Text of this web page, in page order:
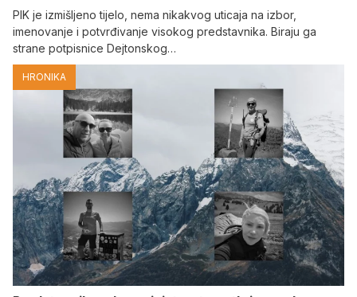
PIK je izmišljeno tijelo, nema nikakvog uticaja na izbor,
imenovanje i potvrđivanje visokog predstavnika. Biraju ga
strane potpisnice Dejtonskog…
HRONIKA